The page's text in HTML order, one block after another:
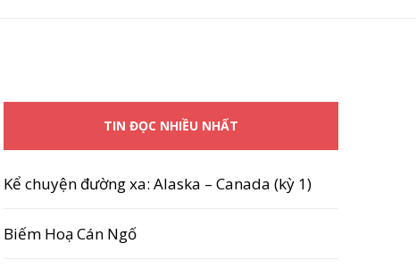
TIN ĐỌC NHIỀU NHẤT
Kể chuyện đường xa: Alaska – Canada (kỳ 1)
Biếm Hoạ Cán Ngố